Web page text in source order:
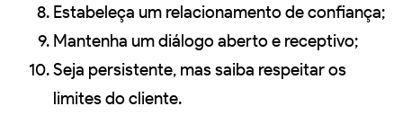
Estabeleça um relacionamento de confiança;
Mantenha um diálogo aberto e receptivo;
Seja persistente, mas saiba respeitar os
limites do cliente.